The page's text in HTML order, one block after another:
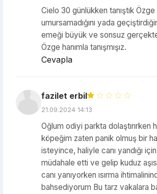
Cielo 30 günlükken tanıştık
umursamadığını yada
emeği büyük ve sonsuz
Özge hanımla tanışmışız.
Cevapla
fazilet erbil
21.09.2024 14:13
Oğlum odiyi parkta
köpeğim zaten panik olmuş bir
isteyince, haliyle canı yandığı
müdahale etti ve gelip kuduz
canı yanıyorken ısırma
bahsediyorum Bu tarz vakalara